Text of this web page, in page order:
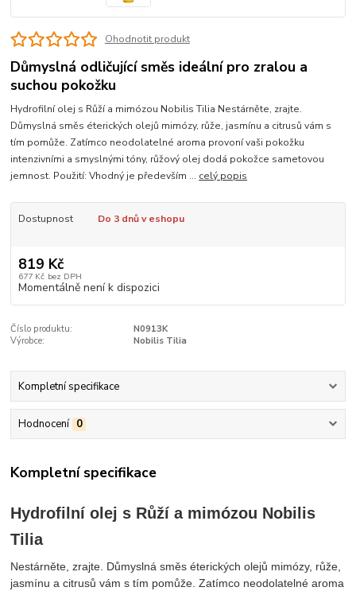
Ohodnotit produkt
Důmyslná odličující směs ideální pro zralou a
suchou pokožku
Hydrofilní olej s Růží a mimózou Nobilis Tilia Nestárněte, zrajte.
Důmyslná směs éterických olejů mimózy, růže, jasmínu a citrusů vám s
tím pomůže. Zatímco neodolatelné aroma provoní vaši pokožku
intenzivními a smyslnými tóny, růžový olej dodá pokožce sametovou
jemnost. Použití: Vhodný je především ... celý popis
Dostupnost Do 3 dnů v eshopu
819 Kč
677 Kč bez DPH
Momentálně není k dispozici
Číslo produktu:
N0913K
Výrobce:
Nobilis Tilia
Kompletní specifikace
Hodnocení 0
Kompletní specifikace
Hydrofilní olej s Růží a mimózou Nobilis
Tilia
Nestárněte, zrajte. Důmyslná směs éterických olejů mimózy, růže,
jasmínu a citrusů vám s tím pomůže. Zatímco neodolatelné aroma